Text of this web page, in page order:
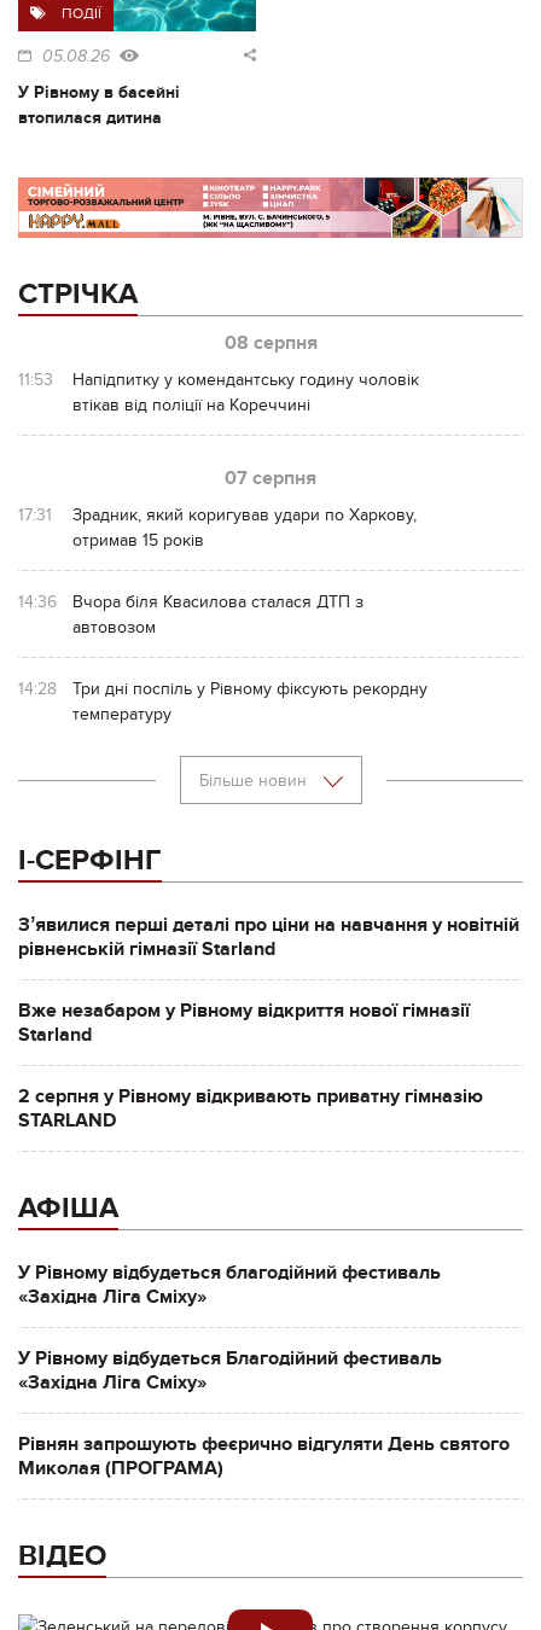
ПОДІЇ
05.08.26
У Рівному в басейні
втопилася дитина
СТРІЧКА
08 серпня
11:53
Напідпитку у комендантську годину чоловік
втікав від поліції на Кореччині
07 серпня
17:31
Зрадник, який коригував удари по Харкову,
отримав 15 років
14:36
Вчора біля Квасилова сталася ДТП з
автовозом
14:28
Три дні поспіль у Рівному фіксують рекордну
температуру
Більше новин
І-СЕРФІНГ
Зʼявилися перші деталі про ціни на навчання у новітній
рівненській гімназії Starland
Вже незабаром у Рівному відкриття нової гімназії
Starland
2 серпня у Рівному відкривають приватну гімназію
STARLAND
АФІША
У Рівному відбудеться благодійний фестиваль
«Західна Ліга Сміху»
У Рівному відбудеться Благодійний фестиваль
«Західна Ліга Сміху»
Рівнян запрошують феєрично відгуляти День святого
Миколая (ПРОГРАМА)
ВІДЕО